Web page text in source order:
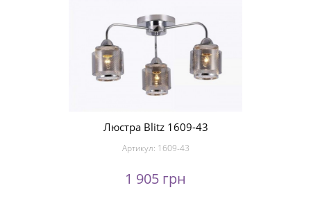
Люстра Blitz 1609-43
Артикул: 1609-43
1 905 грн